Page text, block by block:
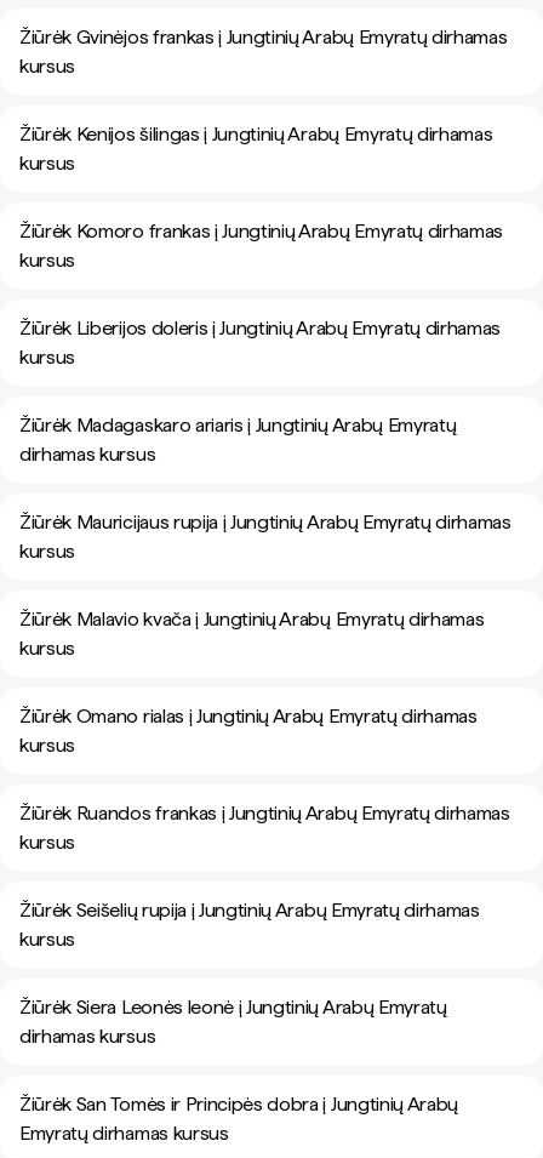
Žiūrėk Gvinėjos frankas į Jungtinių Arabų Emyratų dirhamas
kursus
Žiūrėk Kenijos šilingas į Jungtinių Arabų Emyratų dirhamas
kursus
Žiūrėk Komoro frankas į Jungtinių Arabų Emyratų dirhamas
kursus
Žiūrėk Liberijos doleris į Jungtinių Arabų Emyratų dirhamas
kursus
Žiūrėk Madagaskaro ariaris į Jungtinių Arabų Emyratų
dirhamas kursus
Žiūrėk Mauricijaus rupija į Jungtinių Arabų Emyratų dirhamas
kursus
Žiūrėk Malavio kvača į Jungtinių Arabų Emyratų dirhamas
kursus
Žiūrėk Omano rialas į Jungtinių Arabų Emyratų dirhamas
kursus
Žiūrėk Ruandos frankas į Jungtinių Arabų Emyratų dirhamas
kursus
Žiūrėk Seišelių rupija į Jungtinių Arabų Emyratų dirhamas
kursus
Žiūrėk Siera Leonės leonė į Jungtinių Arabų Emyratų
dirhamas kursus
Žiūrėk San Tomės ir Principės dobra į Jungtinių Arabų
Emyratų dirhamas kursus